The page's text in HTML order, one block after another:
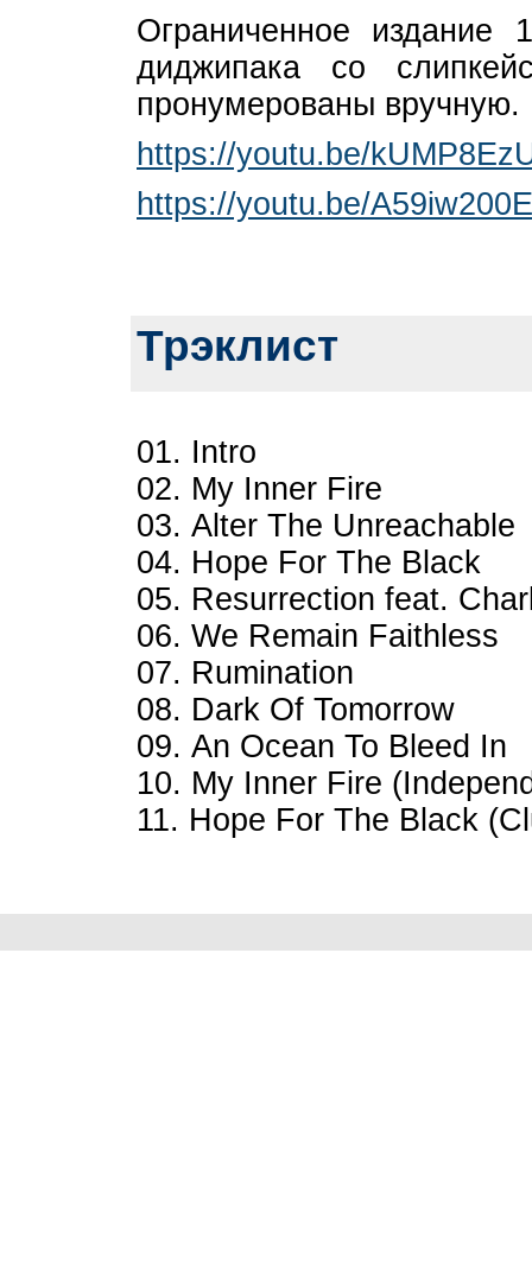
Ограниченное издание
диджипака со
пронумерованы вручную.
https://youtu.be/
https://youtu.be/
Трэклист
01. Intro
02. My Inner Fire
03. Alter The Unreachable
04. Hope For The Black
05. Resurrection feat.
06. We Remain Faithless
07. Rumination
08. Dark Of Tomorrow
09. An Ocean To Bleed In
10. My Inner Fire
11. Hope For The Black